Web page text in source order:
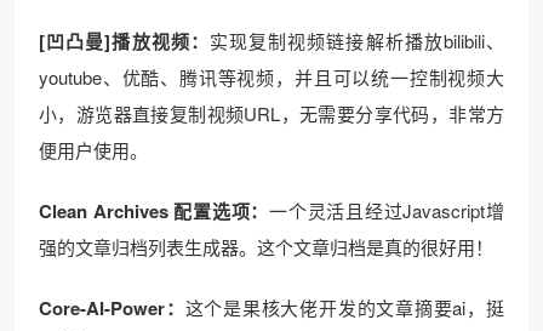
[凹凸曼]播放视频： 实现复制视频链接解析播放bilibili、
youtube、优酷、腾讯等视频，并且可以统一控制视频大
小，游览器直接复制视频URL，无需要分享代码，非常方
便用户使用。
Clean Archives 配置选项：一个灵活且经过Javascript增
强的文章归档列表生成器。这个文章归档是真的很好用！
Core-AI-Power： 这个是果核大佬开发的文章摘要ai，挺